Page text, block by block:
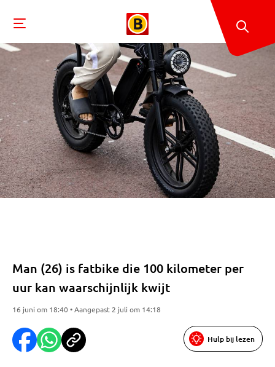
Man (26) is fatbike die 100 kilometer per
uur kan waarschijnlijk kwijt
16 juni om 18:40 • Aangepast 2 juli om 14:18
Hulp bij lezen